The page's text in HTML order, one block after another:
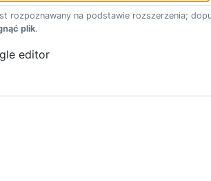
rozpoznawany na podstawie rozszerzenia;
plik.
editor